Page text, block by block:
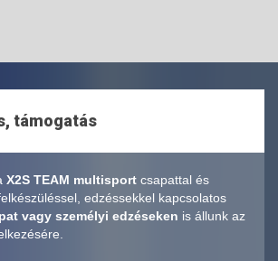
támogatás
X2S TEAM multisport csapattal és
edzéssekkel kapcsolatos
vagy személyi edzéseken is állunk az